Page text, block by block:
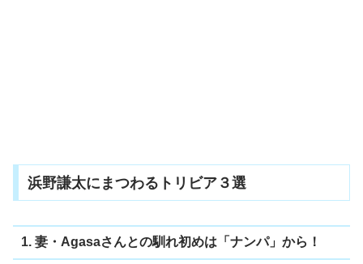
浜野謙太にまつわるトリビア３選
1. 妻・Agasaさんとの馴れ初めは「ナンパ」から！